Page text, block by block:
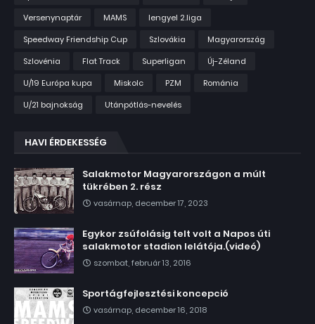
Versenynaptár
MAMS
lengyel 2.liga
Speedway Friendship Cup
Szlovákia
Magyarország
Szlovénia
Flat Track Superligan
Új-Zéland
U/19 Európa kupa
Miskolc PZM
Románia
U/21 bajnokság
Utánpótlás-nevelés
HAVI ÉRDEKESSÉG
Salakmotor Magyarországon a múlt
tükrében 2. rész
vasárnap, december 17, 2023
Egykor zsúfolásig telt volt a Napos úti
salakmotor stadion lelátója.(videó)
szombat, február 13, 2016
Sportágfejlesztési koncepció
vasárnap, december 16, 2018